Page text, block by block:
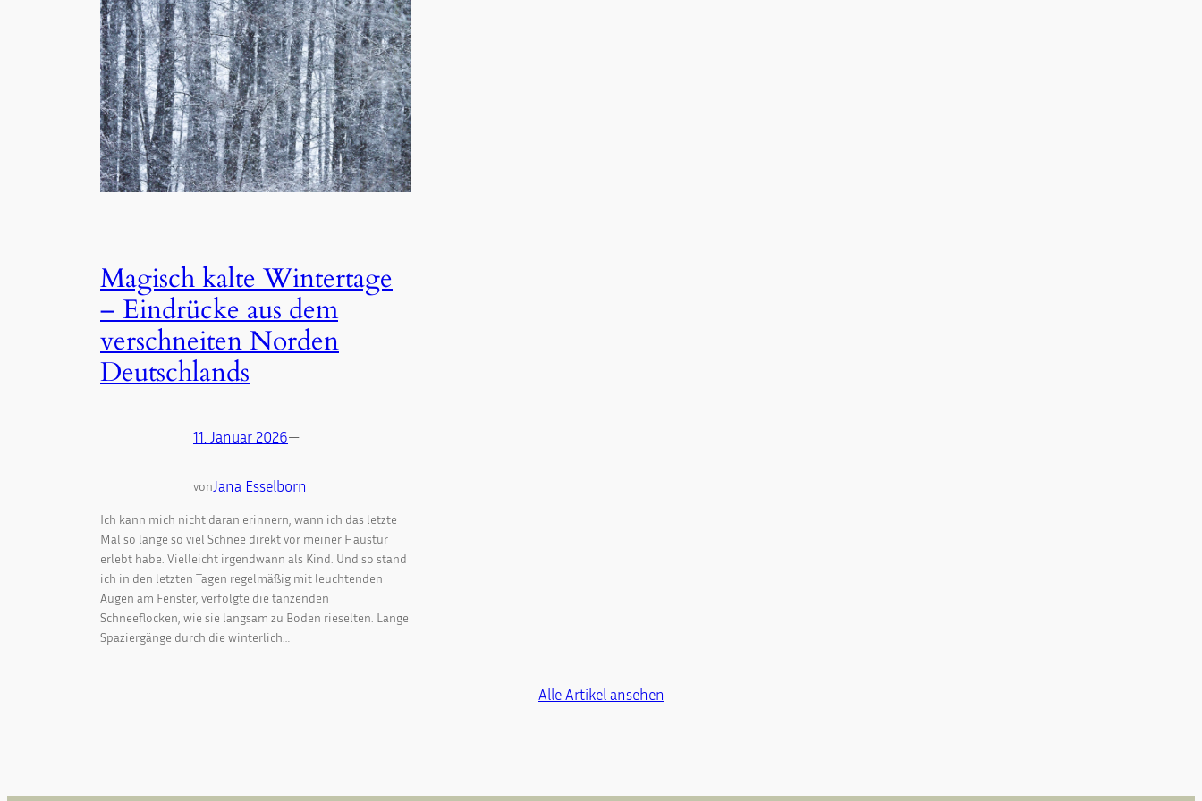
Magisch kalte Wintertage
– Eindrücke aus dem
verschneiten Norden
Deutschlands
11. Januar 2026—
vonJana Esselborn
Ich kann mich nicht daran erinnern, wann ich das letzte
Mal so lange so viel Schnee direkt vor meiner Haustür
erlebt habe. Vielleicht irgendwann als Kind. Und so stand
ich in den letzten Tagen regelmäßig mit leuchtenden
Augen am Fenster, verfolgte die tanzenden
Schneeflocken, wie sie langsam zu Boden rieselten. Lange
Spaziergänge durch die winterlich…
Alle Artikel ansehen